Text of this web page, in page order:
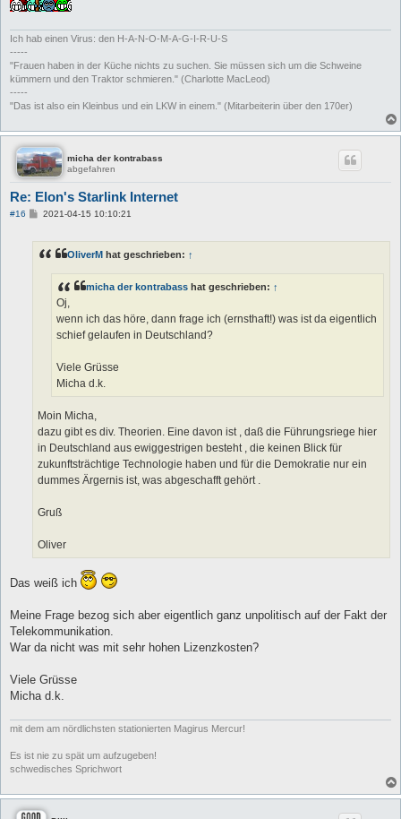
Ich hab einen Virus: den H-A-N-O-M-A-G-I-R-U-S
-----
"Frauen haben in der Küche nichts zu suchen. Sie müssen sich um die Schweine
kümmern und den Traktor schmieren." (Charlotte MacLeod)
-----
"Das ist also ein Kleinbus und ein LKW in einem." (Mitarbeiterin über den 170er)
micha der kontrabass
abgefahren
Re: Elon's Starlink Internet
#16
B
r
2021-04-15 10:10:21
OliverM hat geschrieben: ↑
micha der kontrabass hat geschrieben: ↑
Oj,
wenn ich das höre, dann frage ich (ernsthaft!) was ist da eigentlich
schief gelaufen in Deutschland?
Viele Grüsse
Micha d.k.
Moin Micha,
dazu gibt es div. Theorien. Eine davon ist , daß die Führungsriege hier
in Deutschland aus ewiggestrigen besteht , die keinen Blick für
zukunftsträchtige Technologie haben und für die Demokratie nur ein
dummes Ärgernis ist, was abgeschafft gehört .
Gruß
Oliver
Das weiß ich
Meine Frage bezog sich aber eigentlich ganz unpolitisch auf der Fakt der
Telekommunikation.
War da nicht was mit sehr hohen Lizenzkosten?
Viele Grüsse
Micha d.k.
mit dem am nördlichsten stationierten Magirus Mercur!
Es ist nie zu spät um aufzugeben!
schwedisches Sprichwort